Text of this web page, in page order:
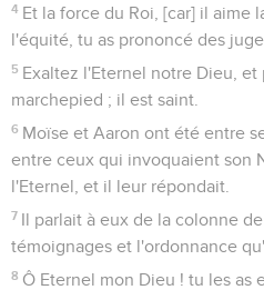
4 Et la force du Roi, [car] il aime
l'équité, tu as prononcé des
5 Exaltez l'Eternel notre Dieu,
marchepied ; il est saint.
6 Moïse et Aaron ont été entre
entre ceux qui invoquaient son
l'Eternel, et il leur répondait.
7 Il parlait à eux de la colonne
témoignages et l'ordonnance
8 Ô Eternel mon Dieu ! tu les as